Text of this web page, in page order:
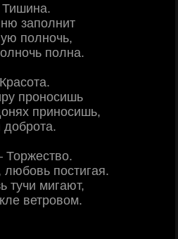
Тишина.
заполнит
полночь,
полна.
проносишь
приносишь,
Торжество.
постигая.
тучи мигают,
ветровом.